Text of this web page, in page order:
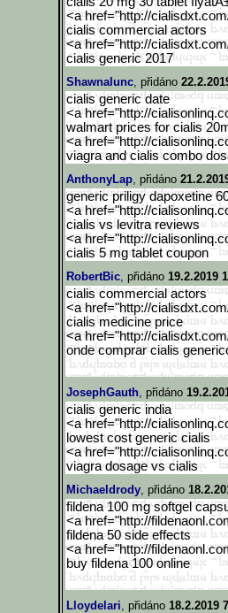
<a href="http://
cialis commercial actors
<a href="http://
cialis generic 2017
Shawnalunc, přidáno
cialis generic date
<a href="http://
walmart prices for cialis
<a href="http://
viagra and cialis combo
AnthonyLap, přidáno
generic priligy dapoxetine
<a href="http://
cialis vs levitra reviews
<a href="http://
cialis 5 mg tablet coupon
RobertBic, přidáno 19.2.2019
cialis commercial actors
<a href="http://
cialis medicine price
<a href="http://
onde comprar cialis
JosephGauth, přidáno
cialis generic india
<a href="http://
lowest cost generic cialis
<a href="http://
viagra dosage vs cialis
Michaeldrody, přidáno
fildena 100 mg softgel
<a href="http://
fildena 50 side effects
<a href="http://
buy fildena 100 online
Lloydelari, přidáno 18.2.2019